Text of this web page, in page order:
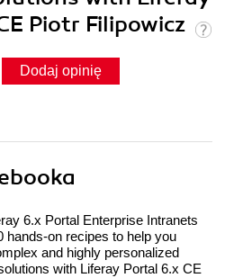
Piotr Filipowicz
Dodaj opinię
6.x Portal Enterprise Intranets
hands-on recipes to help you
and highly personalized
with Liferay Portal 6.x CE